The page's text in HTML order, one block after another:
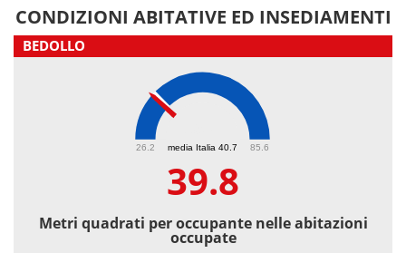
CONDIZIONI ABITATIVE ED INSEDIAMENTI
BEDOLLO
media Italia 40.7
26.2 85.6
39.8
Metri quadrati per occupante nelle abitazioni
occupate